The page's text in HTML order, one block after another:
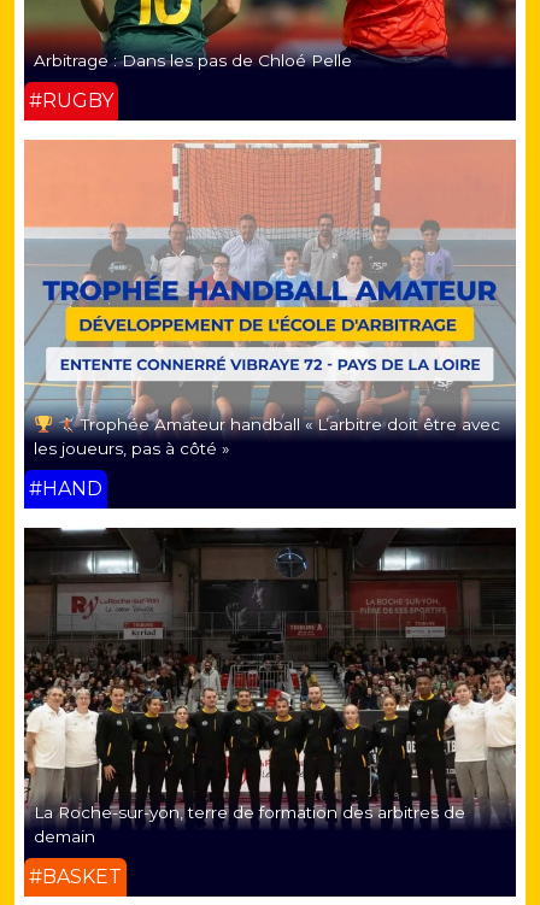
Arbitrage : Dans les pas de Chloé Pelle
#RUGBY
Trophée Amateur handball « L’arbitre doit être avec
les joueurs, pas à côté »
#HAND
La Roche-sur-yon, terre de formation des arbitres de
demain
#BASKET